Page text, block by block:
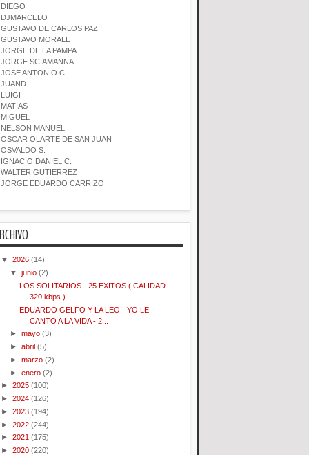
DIEGO
DJMARCELO
GUSTAVO DE CARLOS PAZ
GUSTAVO MORALE
JORGE DE LA PAMPA
JORGE SCIAMANNA
JOSE ANTONIO C.
JUAND
LUIGI
MATIAS
MIGUEL
NELSON MANUEL
OSCAR OLARTE DE SAN JUAN
OSVALDO S.
IGNACIO DANIEL C.
WALTER GUTIERREZ
JORGE EDUARDO CARRIZO
▼ 2026 (14)
▼junio (2)
LOS SOLITARIOS - 25 EXITOS ( CALIDAD
320 kbps )
EDUARDO GELFO Y LA LEO - YO LE
CANTO A LA VIDA - 2...
►mayo (3)
►abril (5)
►marzo (2)
►enero (2)
► 2025 (100)
► 2024 (126)
► 2023 (194)
► 2022 (244)
► 2021 (175)
► 2020 (220)